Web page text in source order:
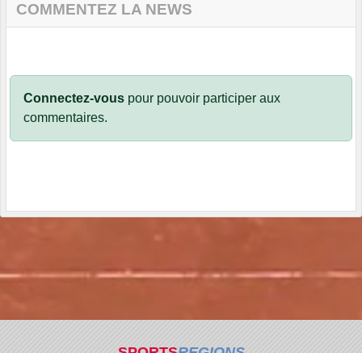
COMMENTEZ LA NEWS
Connectez-vous pour pouvoir participer aux
commentaires.